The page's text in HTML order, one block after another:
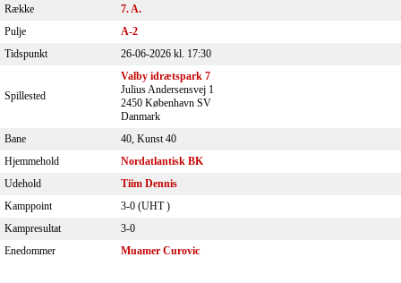
Række
7. A.
Pulje
A-2
Tidspunkt
26-06-2026 kl. 17:30
Spillested
Valby idrætspark 7
Julius Andersensvej 1
2450 København SV
Danmark
Bane
40, Kunst 40
Hjemmehold
Nordatlantisk BK
Udehold
Tiim Dennis
Kamppoint
3-0 (UHT)
Kampresultat
3-0
Enedommer
Muamer Curovic